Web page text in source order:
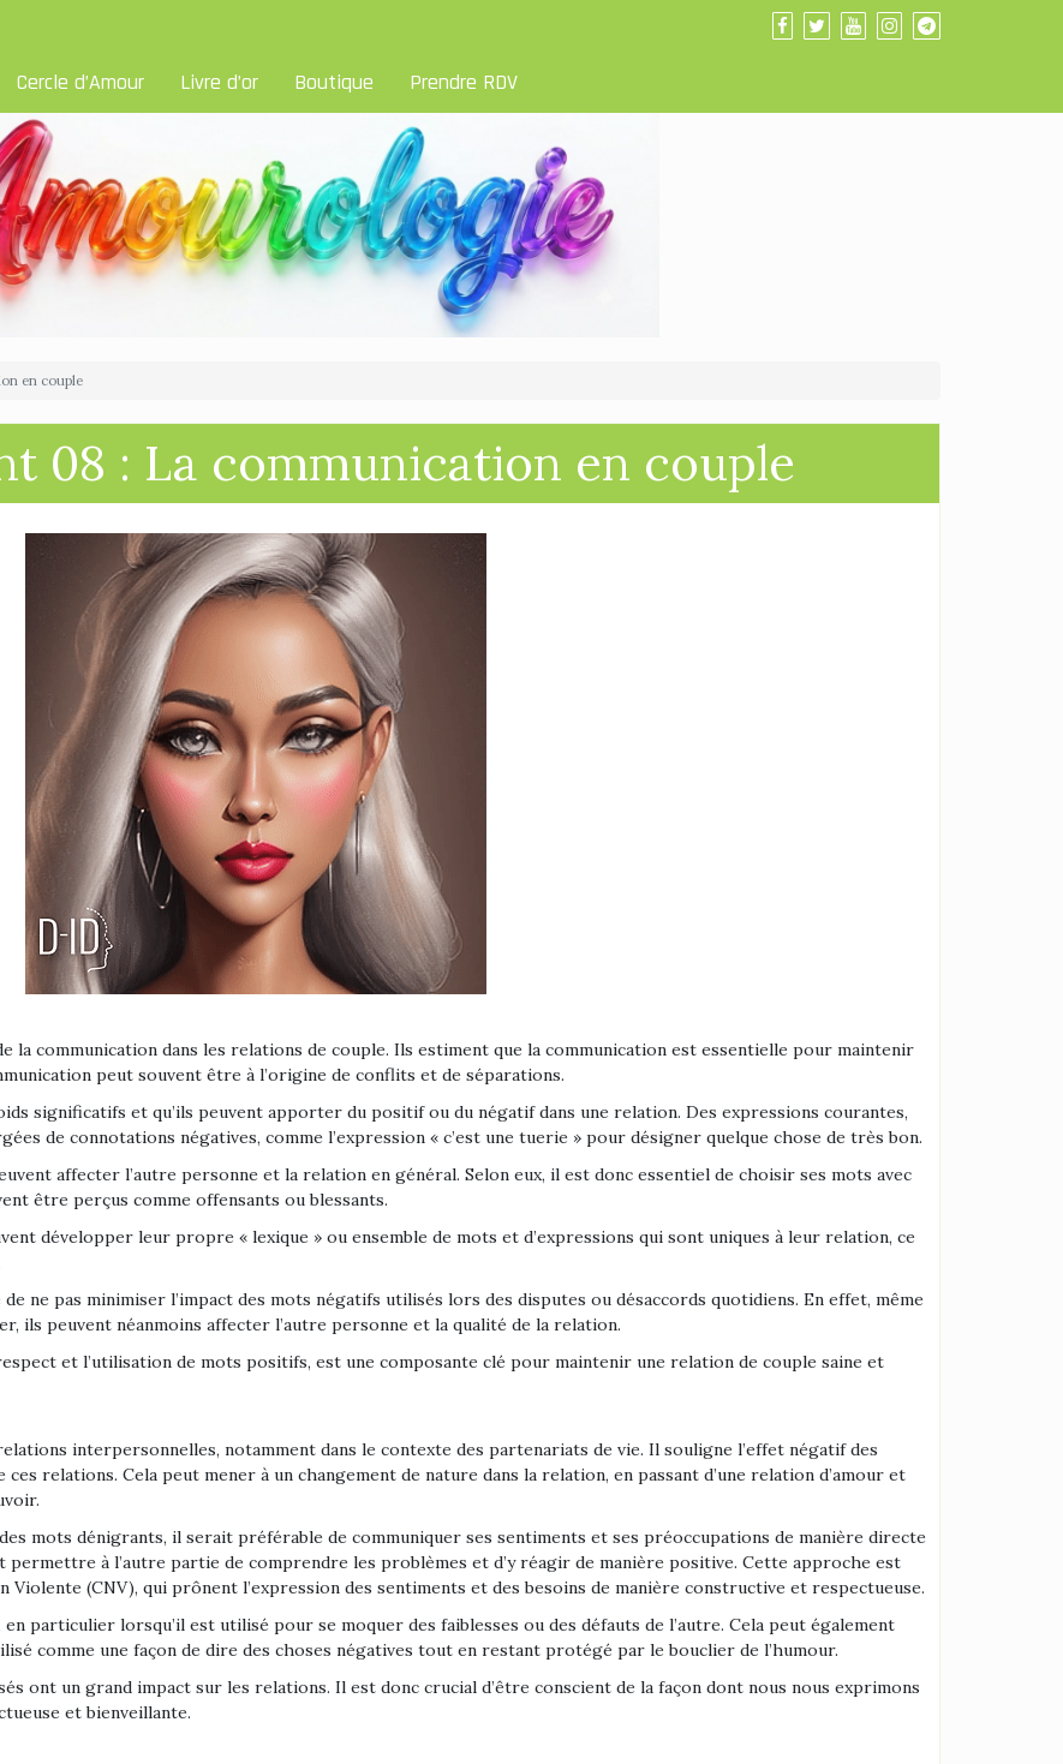
Cercle d’Amour Livre d’or Boutique Prendre RDV
en couple
08 : La communication en couple
la communication dans les relations de couple. Ils estiment que la communication est essentielle pour maintenir
peut souvent être à l’origine de conflits et de séparations.
significatifs et qu’ils peuvent apporter du positif ou du négatif dans une relation. Des expressions courantes,
de connotations négatives, comme l’expression « c’est une tuerie » pour désigner quelque chose de très bon.
affecter l’autre personne et la relation en général. Selon eux, il est donc essentiel de choisir ses mots avec
être perçus comme offensants ou blessants.
développer leur propre « lexique » ou ensemble de mots et d’expressions qui sont uniques à leur relation, ce
ne pas minimiser l’impact des mots négatifs utilisés lors des disputes ou désaccords quotidiens. En effet, même
ils peuvent néanmoins affecter l’autre personne et la qualité de la relation.
et l’utilisation de mots positifs, est une composante clé pour maintenir une relation de couple saine et
interpersonnelles, notamment dans le contexte des partenariats de vie. Il souligne l’effet négatif des
relations. Cela peut mener à un changement de nature dans la relation, en passant d’une relation d’amour et
mots dénigrants, il serait préférable de communiquer ses sentiments et ses préoccupations de manière directe
à l’autre partie de comprendre les problèmes et d’y réagir de manière positive. Cette approche est
(CNV), qui prônent l’expression des sentiments et des besoins de manière constructive et respectueuse.
particulier lorsqu’il est utilisé pour se moquer des faiblesses ou des défauts de l’autre. Cela peut également
comme une façon de dire des choses négatives tout en restant protégé par le bouclier de l’humour.
ont un grand impact sur les relations. Il est donc crucial d’être conscient de la façon dont nous nous exprimons
et bienveillante.